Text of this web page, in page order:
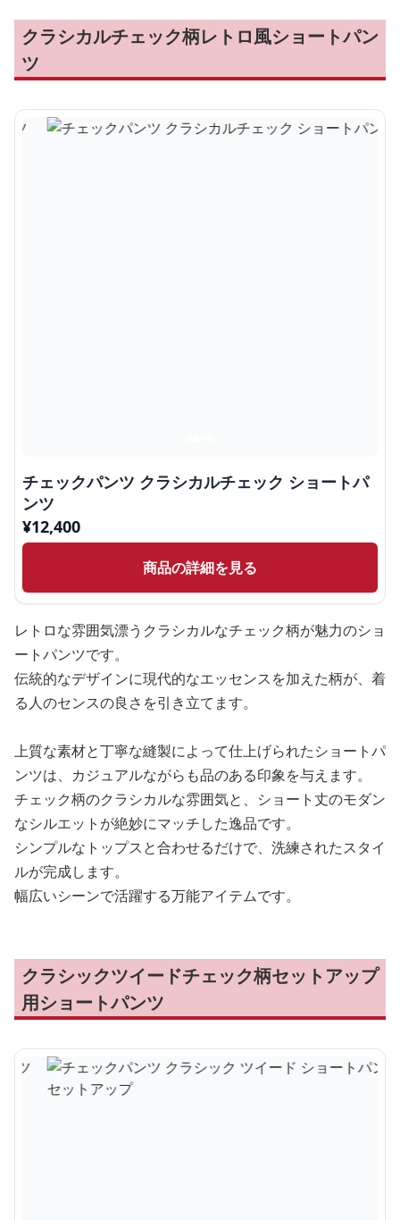
クラシカルチェック柄レトロ風ショートパン
ツ
チェックパンツ クラシカルチェック ショートパ
ンツ
¥12,400
商品の詳細を見る
レトロな雰囲気漂うクラシカルなチェック柄が魅力のショ
ートパンツです。
伝統的なデザインに現代的なエッセンスを加えた柄が、着
る人のセンスの良さを引き立てます。
上質な素材と丁寧な縫製によって仕上げられたショートパ
ンツは、カジュアルながらも品のある印象を与えます。
チェック柄のクラシカルな雰囲気と、ショート丈のモダン
なシルエットが絶妙にマッチした逸品です。
シンプルなトップスと合わせるだけで、洗練されたスタイ
ルが完成します。
幅広いシーンで活躍する万能アイテムです。
クラシックツイードチェック柄セットアップ
用ショートパンツ